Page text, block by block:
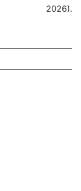
2026).